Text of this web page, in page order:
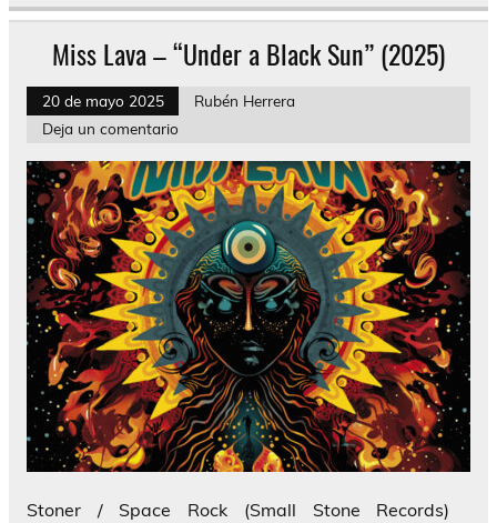
Miss Lava – “Under a Black Sun” (2025)
20 de mayo 2025
Rubén Herrera
Deja un comentario
Stoner / Space Rock (Small Stone Records)